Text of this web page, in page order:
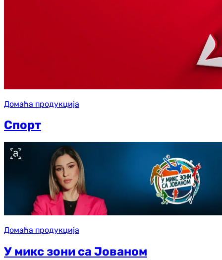
Домаћа продукција
Спорт
Домаћа продукција
У микс зони са Јованом